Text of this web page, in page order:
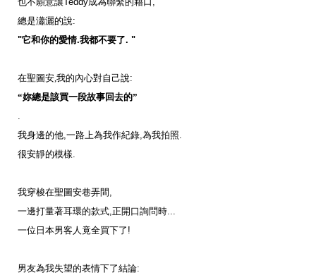
總是瀟灑的說:
"它和你的愛情.我都不要了. "
在聖圖安,我的內心對自己說:
“妳總是該買一段故事回去的”
.
我身邊的他,一路上為我作紀錄,為我拍照.
很安靜的模樣.
我穿梭在聖圖安巷弄間 ,
一邊打量著耳環的款式,正開口詢問時...
一位日本男客人竟全買下了 !
男友為我失望的表情下了結論: